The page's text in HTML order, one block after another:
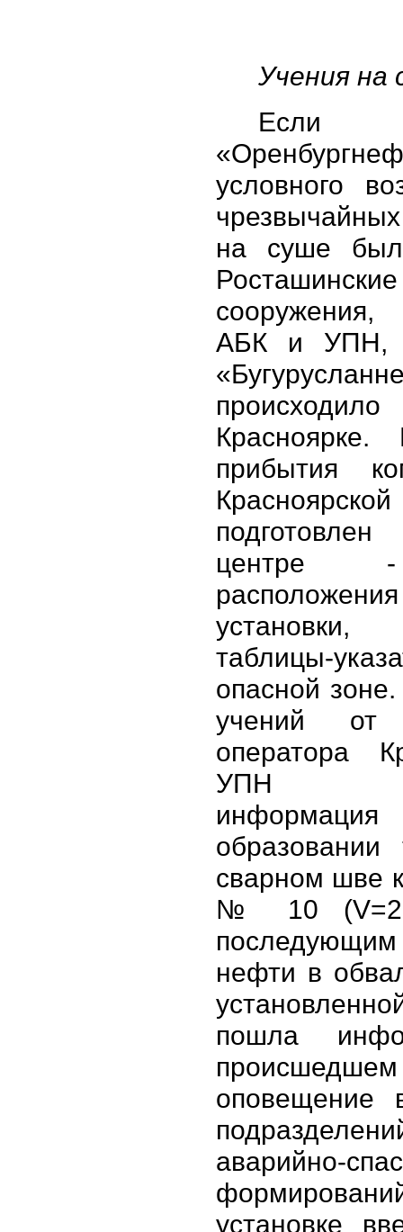
Учения на
Если
условного
на суше
АБК и
прибытия
центре
таблицы-
опасной
учений от
оператора
УПН
сварном шве
№ 10
нефти в
пошла
оповещение
аварийно-
установке